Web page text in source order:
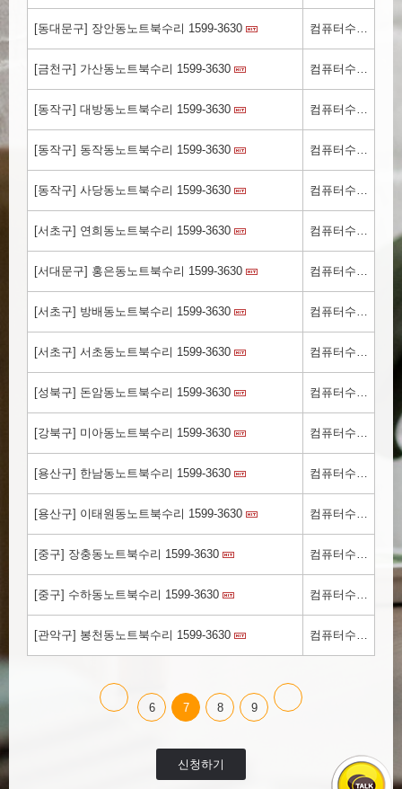
[동대문구] 장안동노트북수리 1599-3630 컴퓨터수리.kr
[금천구] 가산동노트북수리 1599-3630 컴퓨터수리.kr
[동작구] 대방동노트북수리 1599-3630 컴퓨터수리.kr
[동작구] 동작동노트북수리 1599-3630 컴퓨터수리.kr
[동작구] 사당동노트북수리 1599-3630 컴퓨터수리.kr
[서초구] 연희동노트북수리 1599-3630 컴퓨터수리.kr
[서대문구] 홍은동노트북수리 1599-3630 컴퓨터수리.kr
[서초구] 방배동노트북수리 1599-3630 컴퓨터수리.kr
[서초구] 서초동노트북수리 1599-3630 컴퓨터수리.kr
[성북구] 돈암동노트북수리 1599-3630 컴퓨터수리.kr
[강북구] 미아동노트북수리 1599-3630 컴퓨터수리.kr
[용산구] 한남동노트북수리 1599-3630 컴퓨터수리.kr
[용산구] 이태원동노트북수리 1599-3630 컴퓨터수리.kr
[중구] 장충동노트북수리 1599-3630 컴퓨터수리.kr
[중구] 수하동노트북수리 1599-3630 컴퓨터수리.kr
[관악구] 봉천동노트북수리 1599-3630 컴퓨터수리.kr
6 7 8 9
신청하기